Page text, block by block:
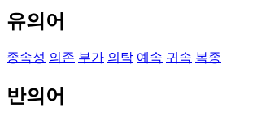
유의어
종속성 의존 부가 의탁 예속 귀속 복종
반의어